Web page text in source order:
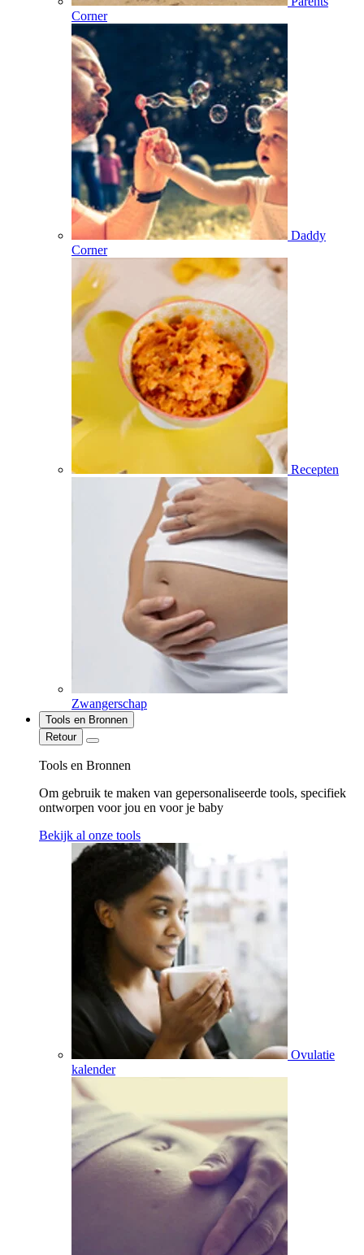
Corner
Daddy
Corner
Recepten
Zwangerschap
Tools en Bronnen
Retour
Tools en Bronnen
Om gebruik te maken van gepersonaliseerde tools, specifiek
ontworpen voor jou en voor je baby
Bekijk al onze tools
Ovulatie
kalender